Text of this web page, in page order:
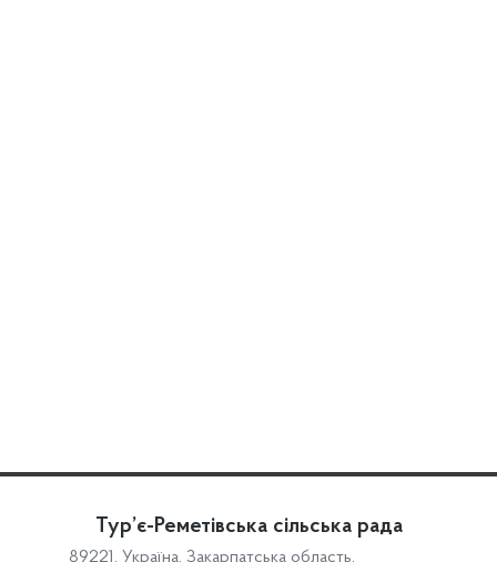
Тур’є-Реметівська сільська рада
89221, Україна, Закарпатська область,